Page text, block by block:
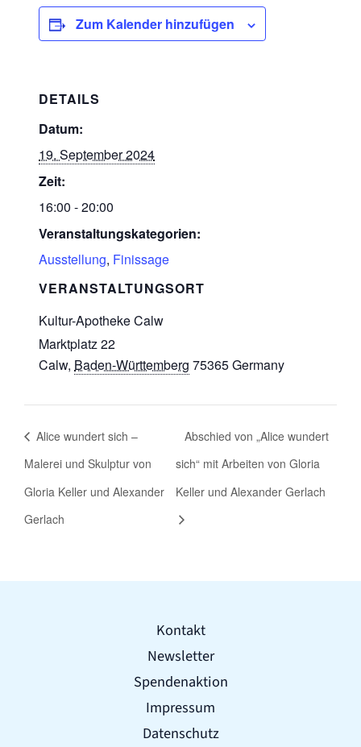
Zum Kalender hinzufügen
DETAILS
Datum:
19. September 2024
Zeit:
16:00 - 20:00
Veranstaltungskategorien:
Ausstellung, Finissage
VERANSTALTUNGSORT
Kultur-Apotheke Calw
Marktplatz 22
Calw, Baden-Württemberg 75365Germany
Alice wundert sich –
Malerei und Skulptur von
Gloria Keller und Alexander
Gerlach
Abschied von „Alice wundert
sich“ mit Arbeiten von Gloria
Keller und Alexander Gerlach
Kontakt
Newsletter
Spendenaktion
Impressum
Datenschutz